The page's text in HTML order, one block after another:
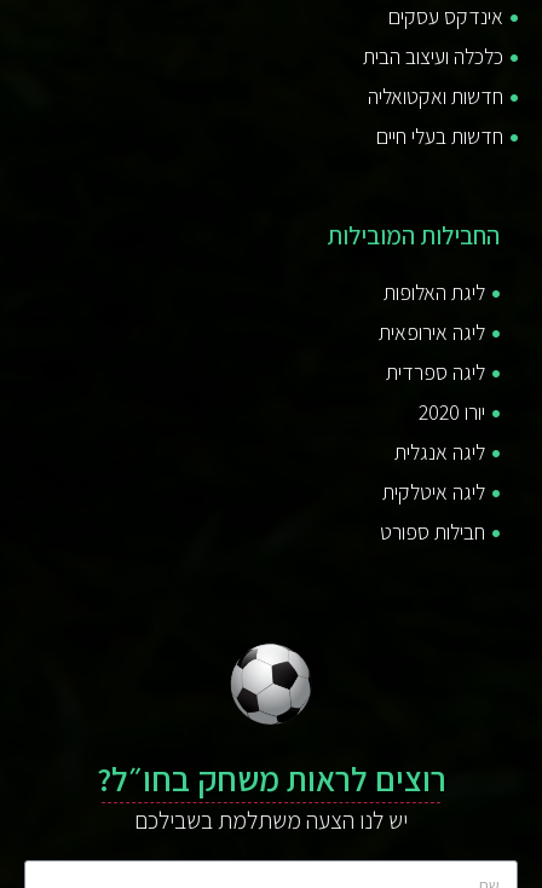
אינדקס עסקים
כלכלה ועיצוב הבית
חדשות ואקטואליה
חדשות בעלי חיים
החבילות המובילות
ליגת האלופות
ליגה אירופאית
ליגה ספרדית
יורו 2020
ליגה אנגלית
ליגה איטלקית
חבילות ספורט
רוצים לראות משחק בחו״ל?
יש לנו הצעה משתלמת בשבילכם